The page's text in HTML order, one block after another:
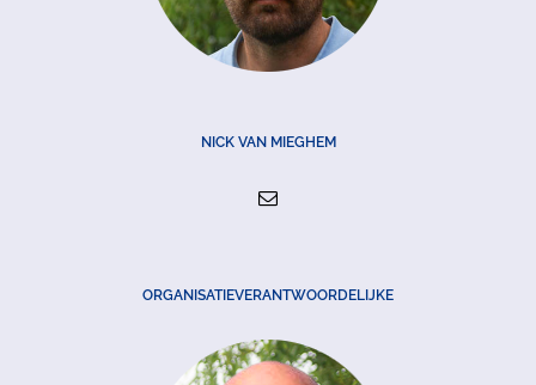
NICK VAN MIEGHEM
ORGANISATIEVERANTWOORDELIJKE